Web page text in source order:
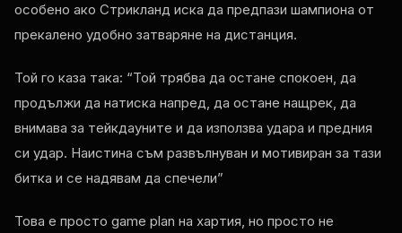
особено ако Стрикланд иска да предпази шампиона от
прекалено удобно затваряне на дистанция.
Той го каза така: “Той трябва да остане спокоен, да
продължи да натиска напред, да остане нащрек, да
внимава за тейкдауните и да използва удара и предния
си удар. Наистина съм развълнуван и мотивиран за тази
битка и се надявам да спечели”
Това е просто game plan на хартия, но просто не